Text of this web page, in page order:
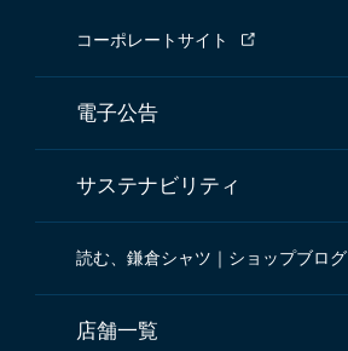
コーポレートサイト
電子公告
サステナビリティ
読む、鎌倉シャツ｜ショップブログ
店舗一覧